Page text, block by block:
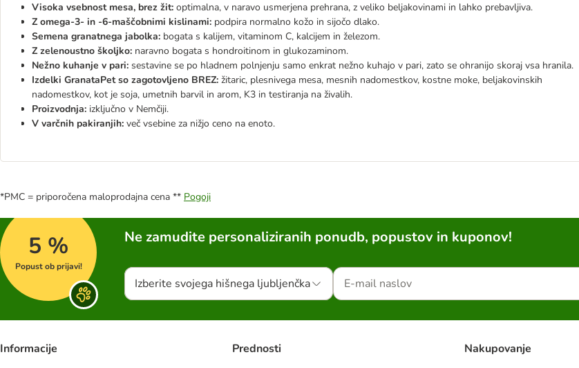
Visoka vsebnost mesa, brez žit: optimalna, v naravo usmerjena prehrana, z veliko beljakovinami in lahko prebavljiva.
Z omega-3- in -6-maščobnimi kislinami: podpira normalno kožo in sijočo dlako.
Semena granatnega jabolka: bogata s kalijem, vitaminom C, kalcijem in železom.
Z zelenoustno školjko: naravno bogata s hondroitinom in glukozaminom.
Nežno kuhanje v pari: sestavine se po hladnem polnjenju samo enkrat nežno kuhajo v pari, zato se ohranijo skoraj vsa hranila.
Izdelki GranataPet so zagotovljeno BREZ: žitaric, plesnivega mesa, mesnih nadomestkov, kostne moke, beljakovinskih
nadomestkov, kot je soja, umetnih barvil in arom, K3 in testiranja na živalih.
Proizvodnja: izključno v Nemčiji.
V varčnih pakiranjih: več vsebine za nižjo ceno na enoto.
*PMC = priporočena maloprodajna cena ** Pogoji
5 %
Popust ob prijavi!
Ne zamudite personaliziranih ponudb, popustov in kuponov!
Izberite svojega hišnega ljubljenčka
Informacije Prednosti Nakupovanje